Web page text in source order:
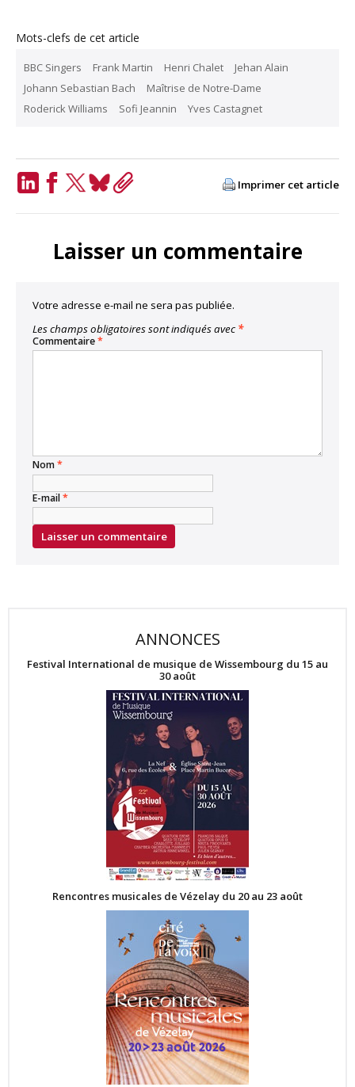
Mots-clefs de cet article
BBC Singers Frank Martin Henri Chalet
Jehan Alain
Johann Sebastian Bach
Maîtrise de Notre-Dame
Roderick Williams
Sofi Jeannin Yves Castagnet
Imprimer cet article
Laisser un commentaire
Votre adresse e-mail ne sera pas publiée.
Les champs obligatoires sont indiqués avec *
Commentaire*
Nom*
E-mail*
ANNONCES
Festival International de musique de Wissembourg du 15 au
30 août
Rencontres musicales de Vézelay du 20 au 23 août